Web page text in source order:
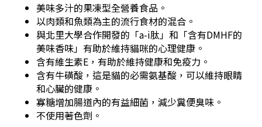
美味多汁的果凍型全營養食品。
以肉類和魚類為主的流行食材的混合。
與北里大學合作開發的「a-i肽」和「含有DMHF的
美味香味」有助於維持貓咪的心理健康。
含有維生素E，有助於維持健康和免疫力。
含有牛磺酸，這是貓的必需氨基酸，可以維持眼睛
和心臟的健康。
寡糖增加腸道內的有益細菌，減少糞便臭味。
不使用著色劑。